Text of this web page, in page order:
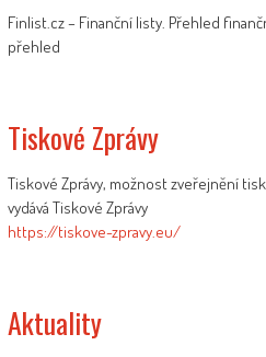
Finlist.cz – Finanční listy. Přehled
přehled
Tiskové Zprávy
Tiskové Zprávy, možnost zveřejnění
vydává Tiskové Zprávy
https://tiskove-zpravy.eu/
Aktuality